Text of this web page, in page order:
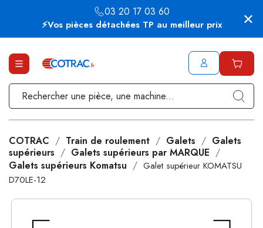
⚡Vos pièces détachées TP au meilleur prix
03 20 17 03 60
COTRAC Train de roulement Galets
Galets
supérieurs
Galets supérieurs par MARQUE
Galets supérieurs Komatsu
Galet supérieur KOMATSU
D70LE-12